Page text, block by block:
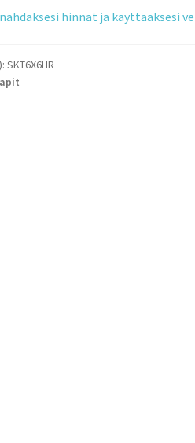
hinnat ja käyttääksesi
SKT6X6HR